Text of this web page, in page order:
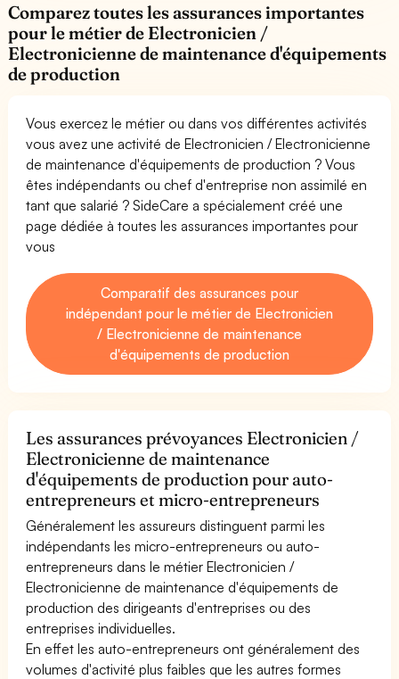
Comparez toutes les assurances importantes
pour le métier de Electronicien /
Electronicienne de maintenance d'équipements
de production
Vous exercez le métier ou dans vos différentes activités
vous avez une activité de Electronicien / Electronicienne
de maintenance d'équipements de production ? Vous
êtes indépendants ou chef d'entreprise non assimilé en
tant que salarié ? SideCare a spécialement créé une
page dédiée à toutes les assurances importantes pour
vous
Comparatif des assurances pour
indépendant pour le métier de Electronicien
/ Electronicienne de maintenance
d'équipements de production
Les assurances prévoyances Electronicien /
Electronicienne de maintenance
d'équipements de production pour auto-
entrepreneurs et micro-entrepreneurs
Généralement les assureurs distinguent parmi les
indépendants les micro-entrepreneurs ou auto-
entrepreneurs dans le métier Electronicien /
Electronicienne de maintenance d'équipements de
production des dirigeants d'entreprises ou des
entreprises individuelles.
En effet les auto-entrepreneurs ont généralement des
volumes d'activité plus faibles que les autres formes